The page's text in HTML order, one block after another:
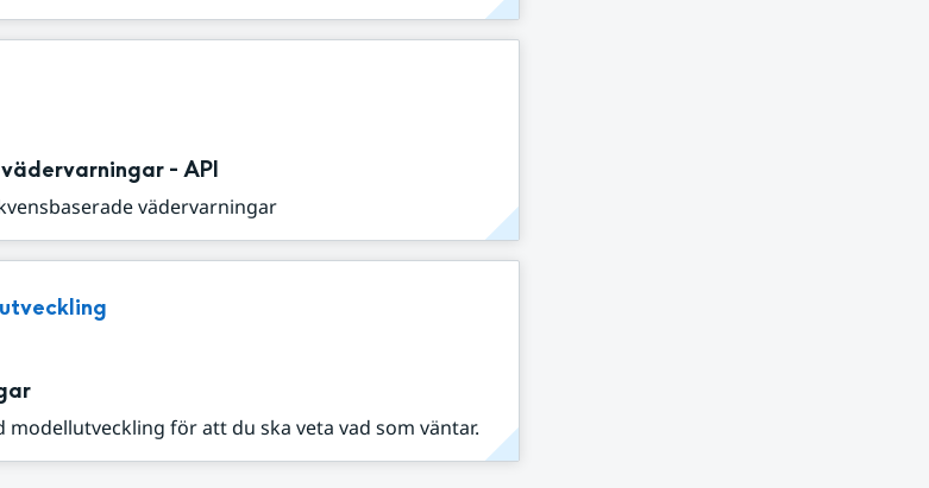
- API
vädervarningar
modellutveckling för att du ska veta vad som väntar.